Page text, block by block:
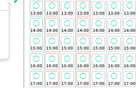
◯
13:00
◯
14:00
◯
15:00
◯
16:00
◯
17:00
◯
13:00
◯
14:00
◯
15:00
◯
16:00
◯
17:00
◯
13:00
◯
14:00
◯
15:00
◯
16:00
◯
17:00
◯
13:00
◯
14:00
◯
15:00
◯
16:00
◯
17:00
◯
13:00
◯
14:00
◯
15:00
◯
16:00
◯
17:00
◯
13:00
◯
14:00
◯
15:00
◯
16:00
◯
17:00
◯
13:00
◯
14:00
◯
15:00
◯
16:00
◯
17:00
お知らせ
家族の生活を守る保険
（死亡保険）
投稿日：2026年3月2日(月)